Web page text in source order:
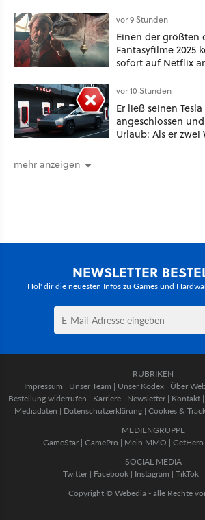
vor 9 Stunden
Einen der größten
Fantasyfilme 2025
sofort auf Netflix
vor 10 Stunden
Er ließ seinen
angeschlossen
Urlaub: Als er zwei
mehr anzeigen
NEWSLETTER
Hol' dir die neuesten Infos zu Games und
RUBRIKEN
Impressum | Unser Team | Unser Kodex | Über
Bestellung widerrufen | Karriere | Newsletter | Kontakt |
Mediadaten | Datenschutzerklärung | Cookies &
MEDIENGRUPPE
GameStar| GamePro | Mein MMO | GetHero
SOCIAL MEDIA
Twitter | Facebook | Instagram | TikTok |
Copyright © Webedia - alle Rechte